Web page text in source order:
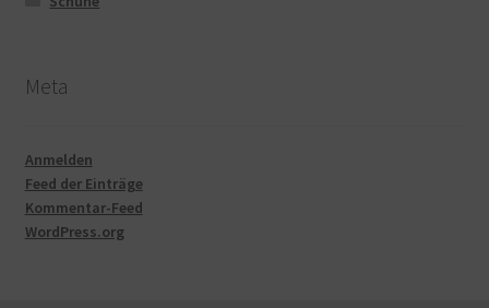
Meta
Anmelden
Feed der Einträge
Kommentar-Feed
WordPress.org